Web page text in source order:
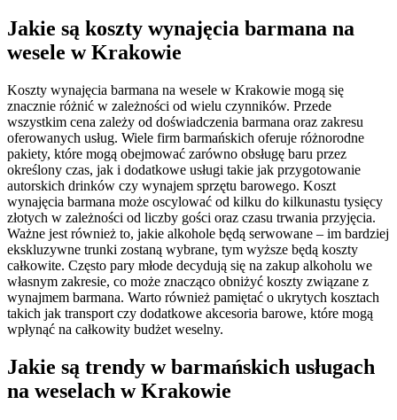
Jakie są koszty wynajęcia barmana na
wesele w Krakowie
Koszty wynajęcia barmana na wesele w Krakowie mogą się
znacznie różnić w zależności od wielu czynników. Przede
wszystkim cena zależy od doświadczenia barmana oraz zakresu
oferowanych usług. Wiele firm barmańskich oferuje różnorodne
pakiety, które mogą obejmować zarówno obsługę baru przez
określony czas, jak i dodatkowe usługi takie jak przygotowanie
autorskich drinków czy wynajem sprzętu barowego. Koszt
wynajęcia barmana może oscylować od kilku do kilkunastu tysięcy
złotych w zależności od liczby gości oraz czasu trwania przyjęcia.
Ważne jest również to, jakie alkohole będą serwowane – im bardziej
ekskluzywne trunki zostaną wybrane, tym wyższe będą koszty
całkowite. Często pary młode decydują się na zakup alkoholu we
własnym zakresie, co może znacząco obniżyć koszty związane z
wynajmem barmana. Warto również pamiętać o ukrytych kosztach
takich jak transport czy dodatkowe akcesoria barowe, które mogą
wpłynąć na całkowity budżet weselny.
Jakie są trendy w barmańskich usługach
na weselach w Krakowie